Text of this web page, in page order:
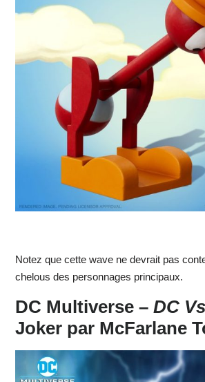
Notez que cette wave ne devrait pas
chelous des personnages principaux.
DC Multiverse – DC
Joker par McFarlane